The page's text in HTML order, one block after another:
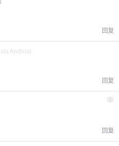
回复
via Android
回复
2
回复